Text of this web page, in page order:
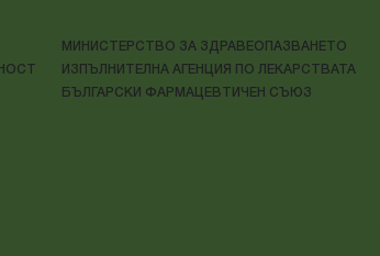
МИНИСТЕРСТВО ЗА ЗДРАВЕОПАЗВАНЕТО
ИЗПЪЛНИТЕЛНА АГЕНЦИЯ ПО ЛЕКАРСТВАТА
БЪЛГАРСКИ ФАРМАЦЕВТИЧЕН СЪЮЗ